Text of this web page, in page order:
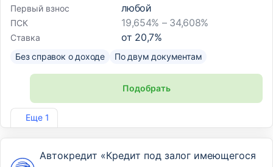
Еще 1
Первый взнос любой
ПСК 19,654% – 34,608%
Ставка от 20,7%
Без справок о доходе По двум документам
Подобрать
Лиц. №2707
Автокредит «Кредит под залог имеющегося